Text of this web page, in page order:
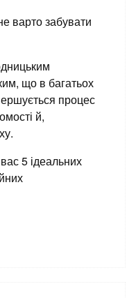
варто забувати
що в багатьох
процес
й,
5 ідеальних